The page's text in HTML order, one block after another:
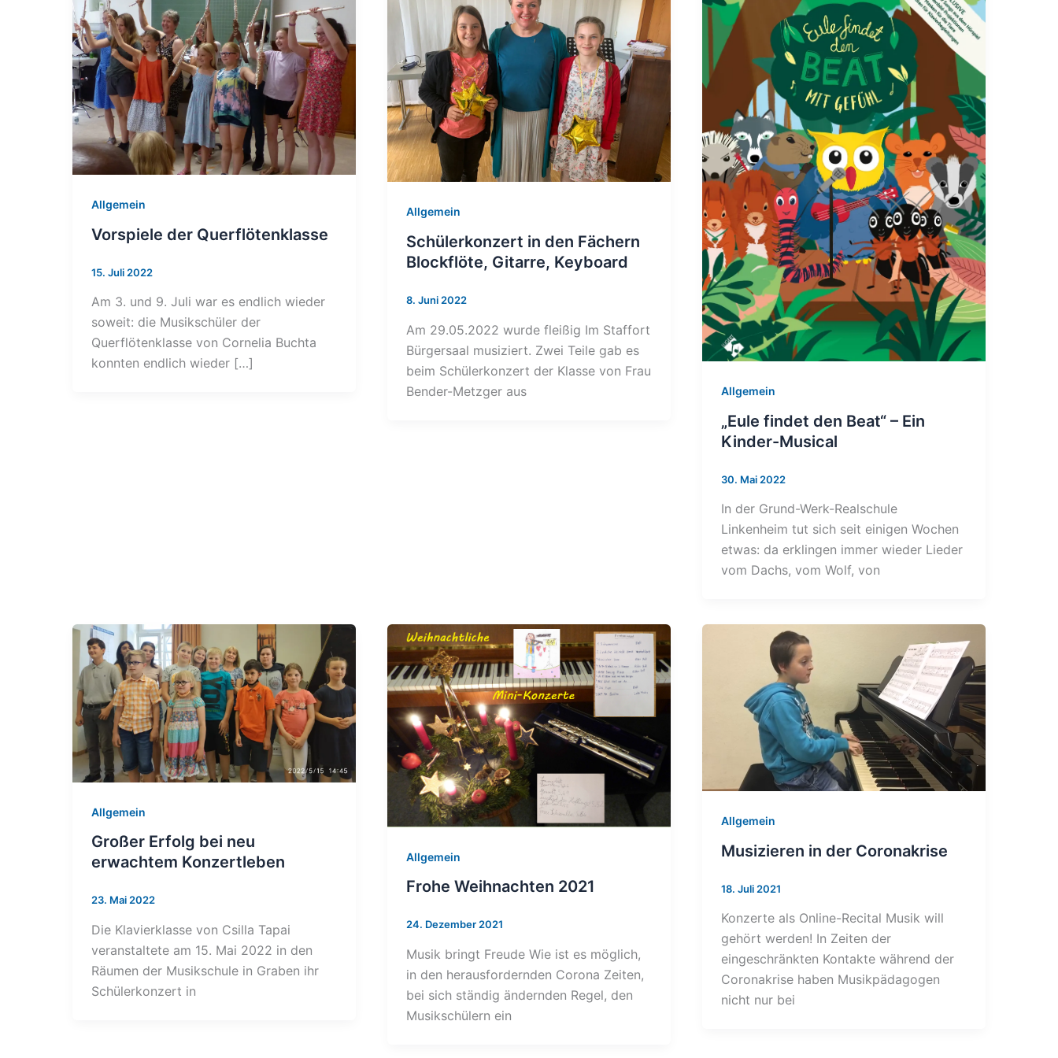
Allgemein
Vorspiele der Querflötenklasse
15. Juli 2022
Am 3. und 9. Juli war es endlich wieder
soweit: die Musikschüler der
Querflötenklasse von Cornelia Buchta
konnten endlich wieder […]
Allgemein
Schülerkonzert in den Fächern
Blockflöte, Gitarre, Keyboard
8. Juni 2022
Am 29.05.2022 wurde fleißig Im Staffort
Bürgersaal musiziert. Zwei Teile gab es
beim Schülerkonzert der Klasse von Frau
Bender-Metzger aus
Allgemein
„Eule findet den Beat“ – Ein
Kinder-Musical
30. Mai 2022
In der Grund-Werk-Realschule
Linkenheim tut sich seit einigen Wochen
etwas: da erklingen immer wieder Lieder
vom Dachs, vom Wolf, von
Allgemein
Großer Erfolg bei neu
erwachtem Konzertleben
23. Mai 2022
Die Klavierklasse von Csilla Tapai
veranstaltete am 15. Mai 2022 in den
Räumen der Musikschule in Graben ihr
Schülerkonzert in
Allgemein
Frohe Weihnachten 2021
24. Dezember 2021
Musik bringt Freude Wie ist es möglich,
in den herausfordernden Corona Zeiten,
bei sich ständig ändernden Regel, den
Musikschülern ein
Allgemein
Musizieren in der Coronakrise
18. Juli 2021
Konzerte als Online-Recital Musik will
gehört werden! In Zeiten der
eingeschränkten Kontakte während der
Coronakrise haben Musikpädagogen
nicht nur bei